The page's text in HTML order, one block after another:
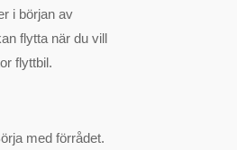
i början av
flytta när du vill
flyttbil.
med förrådet.